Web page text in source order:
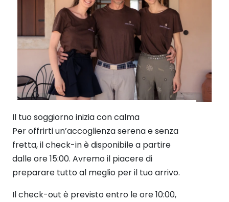
Il tuo soggiorno inizia con calma
Per offrirti un’accoglienza serena e senza
fretta, il check-in è disponibile a partire
dalle ore 15:00. Avremo il piacere di
preparare tutto al meglio per il tuo arrivo.
Il check-out è previsto entro le ore 10:00,